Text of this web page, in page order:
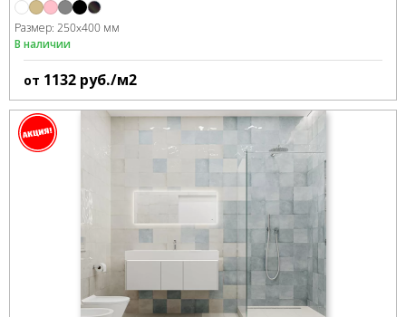
Размер: 250x400 мм
В наличии
от 1132 руб./м2